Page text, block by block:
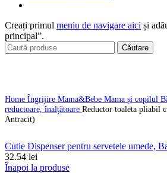
Creați primul meniu de navigare aici și
principal”.
Căutare
Home Îngrijire Mama&Bebe Mama și copilul
reductoare, înalțǎtoare Reductor toaleta pliabil
Antracit)
Cutie Dispenser pentru servetele umede,
32.54 lei
Înapoi la produse